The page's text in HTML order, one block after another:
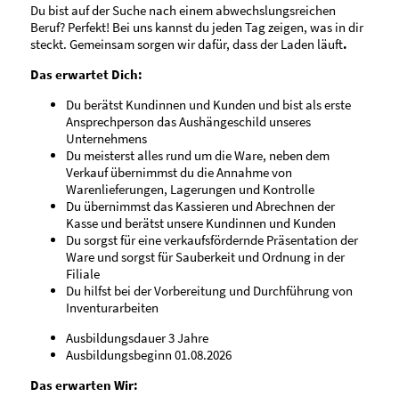
Du bist auf der Suche nach einem abwechslungsreichen
Beruf? Perfekt! Bei uns kannst du jeden Tag zeigen, was in dir
steckt. Gemeinsam sorgen wir dafür, dass der Laden läuft.
Das erwartet Dich:
Du berätst Kundinnen und Kunden und bist als erste
Ansprechperson das Aushängeschild unseres
Unternehmens
Du meisterst alles rund um die Ware, neben dem
Verkauf übernimmst du die Annahme von
Warenlieferungen, Lagerungen und Kontrolle
Du übernimmst das Kassieren und Abrechnen der
Kasse und berätst unsere Kundinnen und Kunden
Du sorgst für eine verkaufsfördernde Präsentation der
Ware und sorgst für Sauberkeit und Ordnung in der
Filiale
Du hilfst bei der Vorbereitung und Durchführung von
Inventurarbeiten
Ausbildungsdauer 3 Jahre
Ausbildungsbeginn 01.08.2026
Das erwarten Wir: